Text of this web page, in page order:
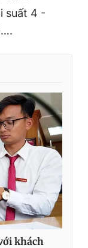
suất 4 -
khách